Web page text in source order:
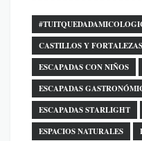
CASTILLOS Y FORTALEZAS
ESCAPADAS CON NIÑOS
ESCAPADAS
ESCAPADAS STARLIGHT
ESPACIOS NATURALES